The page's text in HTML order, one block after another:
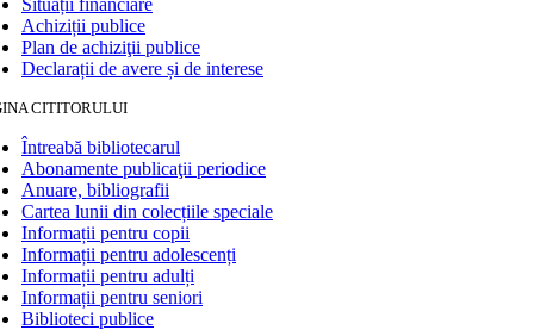
Achiziții publice
Plan de achiziţii publice
Declarații de avere și de interese
CITITORULUI
Întreabă bibliotecarul
Abonamente publicaţii periodice
Anuare, bibliografii
Cartea lunii din colecțiile speciale
Informații pentru copii
Informații pentru adolescenți
Informații pentru adulți
Informații pentru seniori
Biblioteci publice